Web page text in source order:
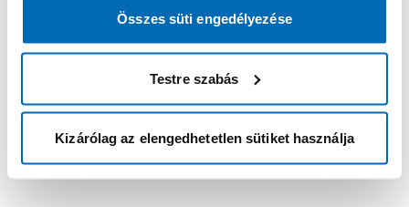
Összes süti engedélyezése
Testre szabás
Kizárólag az elengedhetetlen sütiket használja